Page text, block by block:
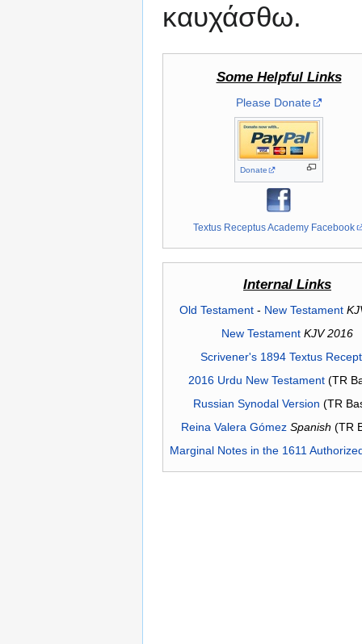
καυχάσθω.
Some Helpful Links
Please Donate
Donate
Textus Receptus Academy Facebook
Internal Links
Old Testament- New Testament
New Testament KJV 2016
Scrivener's 1894 Textus
2016 Urdu New Testament(TR
Russian Synodal Version (TR
Reina Valera Gómez Spanish (TR
Marginal Notes in the 1611